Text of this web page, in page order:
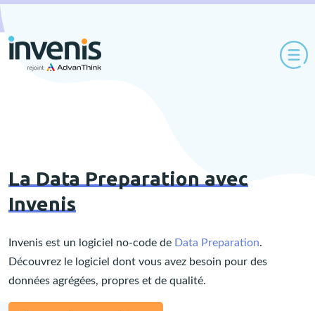
La Data Preparation avec
Invenis
Invenis est un logiciel no-code de Data Preparation.
Découvrez le logiciel dont vous avez besoin pour des
données agrégées, propres et de qualité.